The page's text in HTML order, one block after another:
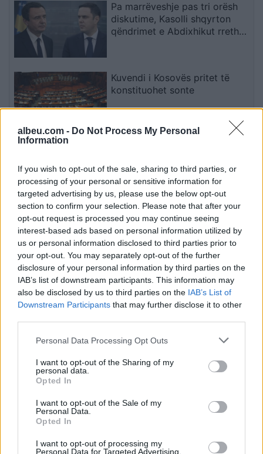
albeu.com - Do Not Process My Personal
Information
If you wish to opt-out of the sale, sharing to third parties, or
processing of your personal or sensitive information for
targeted advertising by us, please use the below opt-out
section to confirm your selection. Please note that after your
opt-out request is processed you may continue seeing
interest-based ads based on personal information utilized by
us or personal information disclosed to third parties prior to
your opt-out. You may separately opt-out of the further
disclosure of your personal information by third parties on the
IAB’s list of downstream participants. This information may
also be disclosed by us to third parties on the IAB’s List of
Downstream Participants that may further disclose it to other
Personal Data Processing Opt Outs
I want to opt-out of the Sharing of my
personal data.
Opted In
I want to opt-out of the Sale of my
Personal Data.
Opted In
I want to opt-out of processing my
Personal Data for Targeted Advertising.
Pa marrëveshje pas tri orësh
diskutime, Kasolli shqyrton
qëndrimet e Abdixhikut rreth
Kuvendi i Kosovës pritet të
konstituohet sonte
Lindore, Sllovakia arrin 42
gradë dhe Polonia përballet me
probleme energjetike
Esim for USA|Esim for Italy| Esim for Spain | Esim